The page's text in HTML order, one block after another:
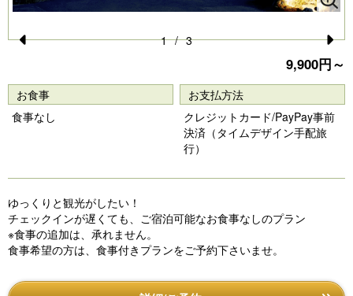
e
vi
o
s
N
e
xt
1 / 3
9,900円～
お食事
食事なし
お支払方法
クレジットカード/PayPay事前
決済（タイムデザイン手配旅
行）
ゆっくりと観光がしたい！
チェックインが遅くても、ご宿泊可能なお食事なしのプラン
※食事の追加は、承れません。
食事希望の方は、食事付きプランをご予約下さいませ。